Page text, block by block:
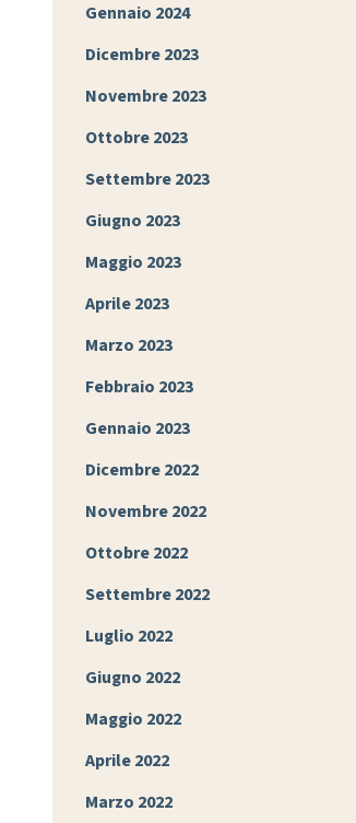
Gennaio 2024
Dicembre 2023
Novembre 2023
Ottobre 2023
Settembre 2023
Giugno 2023
Maggio 2023
Aprile 2023
Marzo 2023
Febbraio 2023
Gennaio 2023
Dicembre 2022
Novembre 2022
Ottobre 2022
Settembre 2022
Luglio 2022
Giugno 2022
Maggio 2022
Aprile 2022
Marzo 2022